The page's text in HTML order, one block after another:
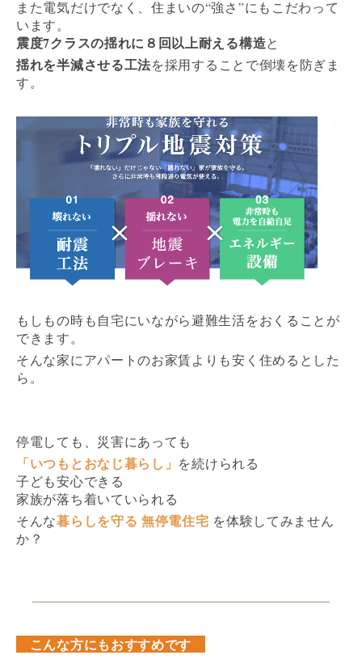
また電気だけでなく、住まいの“強さ”にもこだわって
います。
震度7クラスの揺れに８回以上耐える構造と
揺れを半減させる工法を採用することで倒壊を防ぎま
す。
もしもの時も自宅にいながら避難生活をおくることが
できます。
そんな家にアパートのお家賃よりも安く住めるとした
ら。
停電しても、災害にあっても
「いつもとおなじ暮らし」 を続けられる
子ども安心できる
家族が落ち着いていられる
そんな暮らしを守る 無停電住宅 を体験してみません
か？
こんな方にもおすすめです